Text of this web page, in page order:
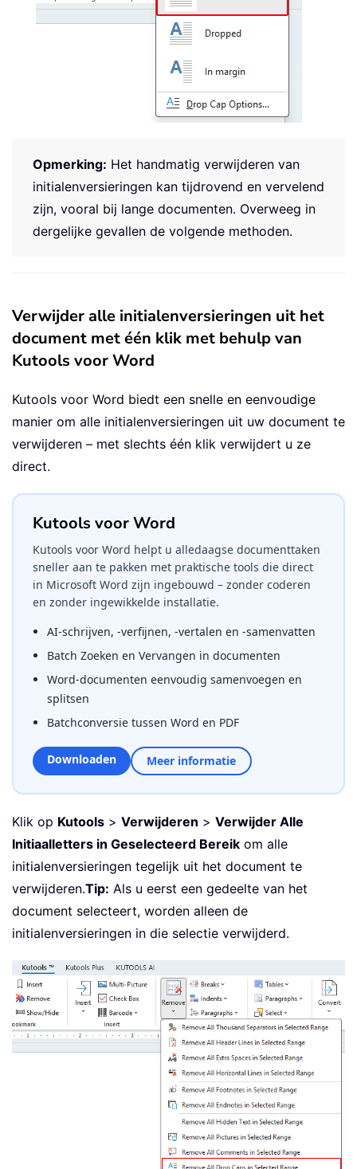
Opmerking: Het handmatig verwijderen van
initialenversieringen kan tijdrovend en vervelend
zijn, vooral bij lange documenten. Overweeg in
dergelijke gevallen de volgende methoden.
Verwijder alle initialenversieringen uit het
document met één klik met behulp van
Kutools voor Word
Kutools voor Word biedt een snelle en eenvoudige
manier om alle initialenversieringen uit uw document te
verwijderen – met slechts één klik verwijdert u ze
direct.
Kutools voor Word
Kutools voor Word helpt u alledaagse documenttaken
sneller aan te pakken met praktische tools die direct
in Microsoft Word zijn ingebouwd – zonder coderen
en zonder ingewikkelde installatie.
AI-schrijven, -verfijnen, -vertalen en -samenvatten
Batch Zoeken en Vervangen in documenten
Word-documenten eenvoudig samenvoegen en
splitsen
Batchconversie tussen Word en PDF
Downloaden Meer informatie
Klik op Kutools > Verwijderen > Verwijder Alle
Initiaalletters in Geselecteerd Bereik om alle
initialenversieringen tegelijk uit het document te
verwijderen.Tip: Als u eerst een gedeelte van het
document selecteert, worden alleen de
initialenversieringen in die selectie verwijderd.